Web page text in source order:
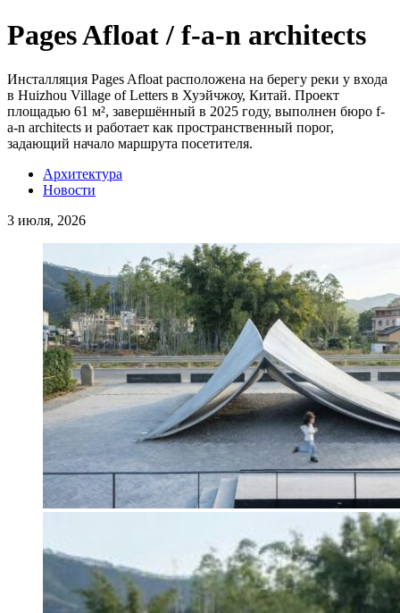
Pages Afloat / f-a-n architects
Инсталляция Pages Afloat расположена на берегу реки у входа
в Huizhou Village of Letters в Хуэйчжоу, Китай. Проект
площадью 61 м², завершённый в 2025 году, выполнен бюро f-
a-n architects и работает как пространственный порог,
задающий начало маршрута посетителя.
Архитектура
Новости
3 июля, 2026